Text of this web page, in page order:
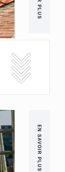
EN SAVOIR PLUS